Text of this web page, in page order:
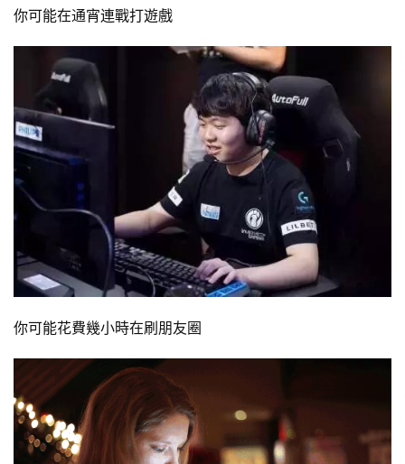
你可能在通宵連戰打遊戲
你可能花費幾小時在刷朋友圈